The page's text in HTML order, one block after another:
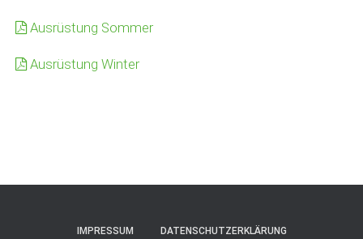
Ausrüstung Sommer
Ausrüstung Winter
IMPRESSUM DATENSCHUTZERKLÄRUNG